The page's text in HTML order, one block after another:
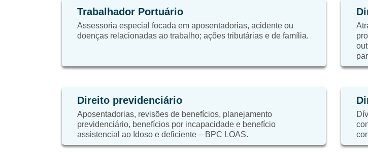
Trabalhador Portuário
Assessoria especial focada em aposentadorias, acidente ou
doenças relacionadas ao trabalho; ações tributárias e de família.
Direito previdenciário
Aposentadorias, revisões de benefícios, planejamento
previdenciário, benefícios por incapacidade e benefício
assistencial ao Idoso e deficiente – BPC LOAS.